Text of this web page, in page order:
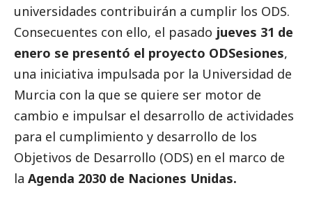
universidades contribuirán a cumplir los ODS.
Consecuentes con ello, el pasado jueves 31 de
enero se presentó el proyecto ODSesiones,
una iniciativa impulsada por la Universidad de
Murcia con la que se quiere ser motor de
cambio e impulsar el desarrollo de actividades
para el cumplimiento y desarrollo de los
Objetivos de Desarrollo (ODS) en el marco de
la Agenda 2030 de Naciones Unidas.